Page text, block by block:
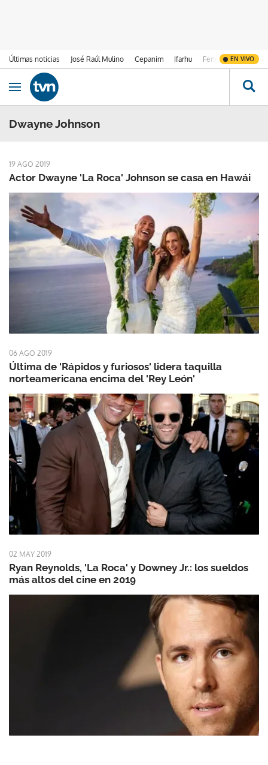
Últimas noticias José Raúl Mulino Cepanim Ifarhu Fenómeno de El
EN VIVO
Ir al contenido
Obrir navegació
Dwayne Johnson
19 AGO 2019
Actor Dwayne 'La Roca' Johnson se casa en Hawái
06 AGO 2019
Última de 'Rápidos y furiosos' lidera taquilla
norteamericana encima del 'Rey León'
02 MAY 2019
Ryan Reynolds, 'La Roca' y Downey Jr.: los sueldos
más altos del cine en 2019